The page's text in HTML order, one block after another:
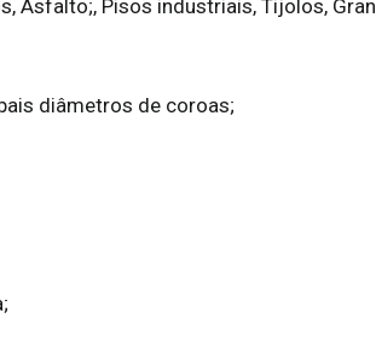
Asfalto;, Pisos industriais, Tijolos,
diâmetros de coroas;